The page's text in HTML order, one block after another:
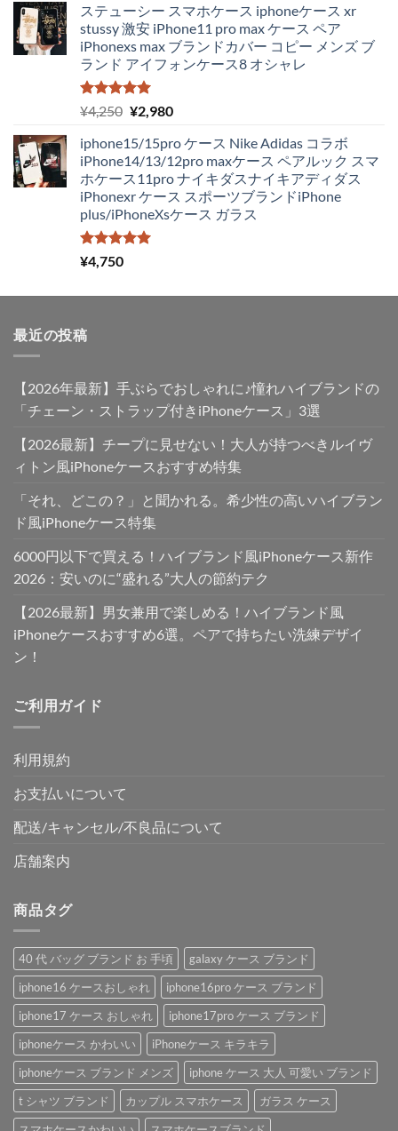
価
格
は
¥4,250
で
し
の
価
格
は
で
ステューシー スマホケース iphoneケース xr
stussy 激安 iPhone11 pro max ケース ペア
iPhonexs max ブランドカバー コピー メンズ ブ
ランド アイフォンケース8 オシャレ
5段階中
5.00
の評価
¥4,250 元
価
格
は
¥4,250
で
し
¥2,980現
の
価
格
は
¥2,980
iphone15/15pro ケース Nike Adidas コラボ
iPhone14/13/12pro maxケース ペアルック スマ
ホケース11pro ナイキダスナイキアディダス
iPhonexr ケース スポーツブランドiPhone
plus/iPhoneXsケース ガラス
5段階中
5.00
¥4,750
最近の投稿
【2026年最新】手ぶらでおしゃれに♪憧れハイブランドの
「チェーン・ストラップ付きiPhoneケース」3選
【2026最新】チープに見せない！大人が持つべきルイヴ
ィトン風iPhoneケースおすすめ特集
「それ、どこの？」と聞かれる。希少性の高いハイブラン
ド風iPhoneケース特集
6000円以下で買える！ハイブランド風iPhoneケース新作
2026：安いのに“盛れる”大人の節約テク
【2026最新】男女兼用で楽しめる！ハイブランド風
iPhoneケースおすすめ6選。ペアで持ちたい洗練デザイ
ン！
ご利用ガイド
利用規約
お支払いについて
配送/キャンセル/不良品について
店舗案内
商品タグ
40 代 バッグ ブランド お 手頃
galaxy ケース ブランド
iphone16 ケースおしゃれ
iphone16pro ケース ブランド
iphone17 ケース おしゃれ
iphone17pro ケース ブランド
iphoneケース かわいい
iPhoneケース キラキラ
iphoneケース ブランド メンズ
iphone ケース 大人 可愛い ブランド
t シャツ ブランド
カップル スマホケース
ガラス ケース